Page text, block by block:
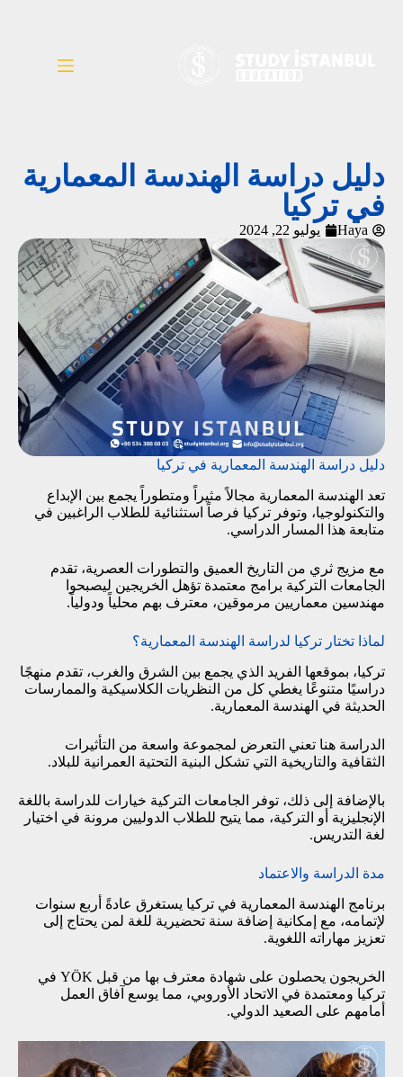
دليل دراسة الهندسة المعمارية
في تركيا
Haya يوليو 22, 2024
دليل دراسة الهندسة المعمارية في تركيا
تعد الهندسة المعمارية مجالاً مثيراً ومتطوراً يجمع بين الإبداع
والتكنولوجيا، وتوفر تركيا فرصاً استثنائية للطلاب الراغبين في
متابعة هذا المسار الدراسي.
مع مزيج ثري من التاريخ العميق والتطورات العصرية، تقدم
الجامعات التركية برامج معتمدة تؤهل الخريجين ليصبحوا
مهندسين معماريين مرموقين، معترف بهم محلياً ودولياً.
لماذا تختار تركيا لدراسة الهندسة المعمارية؟
تركيا، بموقعها الفريد الذي يجمع بين الشرق والغرب، تقدم منهجًا
دراسيًا متنوعًا يغطي كل من النظريات الكلاسيكية والممارسات
الحديثة في الهندسة المعمارية.
الدراسة هنا تعني التعرض لمجموعة واسعة من التأثيرات
الثقافية والتاريخية التي تشكل البنية التحتية العمرانية للبلاد.
بالإضافة إلى ذلك، توفر الجامعات التركية خيارات للدراسة باللغة
الإنجليزية أو التركية، مما يتيح للطلاب الدوليين مرونة في اختيار
لغة التدريس.
مدة الدراسة والاعتماد
برنامج الهندسة المعمارية في تركيا يستغرق عادةً أربع سنوات
لإتمامه، مع إمكانية إضافة سنة تحضيرية للغة لمن يحتاج إلى
تعزيز مهاراته اللغوية.
الخريجون يحصلون على شهادة معترف بها من قبل YÖK في
تركيا ومعتمدة في الاتحاد الأوروبي، مما يوسع آفاق العمل
أمامهم على الصعيد الدولي.